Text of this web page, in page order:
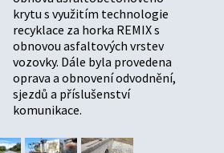
krytu s využitím technologie
recyklace za horka REMIX s
obnovou asfaltových vrstev
vozovky. Dále byla provedena
oprava a obnovení odvodnění,
sjezdů a příslušenství
komunikace.